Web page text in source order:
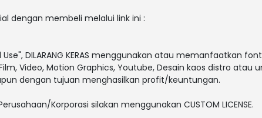
dengan membeli melalui link ini :
DILARANG KERAS menggunakan atau memanfaatkan
Video, Motion Graphics, Youtube, Desain kaos distro atau
dengan tujuan menghasilkan profit/keuntungan.
Korporasi silakan menggunakan CUSTOM LICENSE.